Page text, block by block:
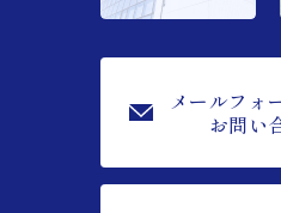
メールフォ
お問い